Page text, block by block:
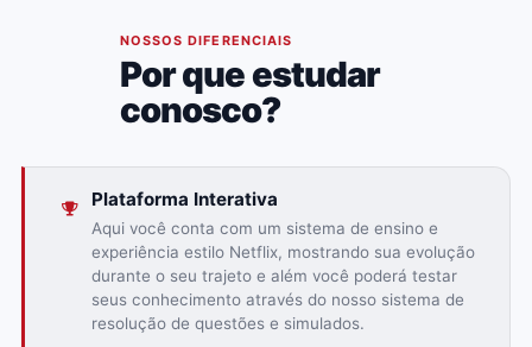
NOSSOS DIFERENCIAIS
Por que estudar
conosco?
Plataforma Interativa
Aqui você conta com um sistema de ensino e
experiência estilo Netflix, mostrando sua evolução
durante o seu trajeto e além você poderá testar
seus conhecimento através do nosso sistema de
resolução de questões e simulados.